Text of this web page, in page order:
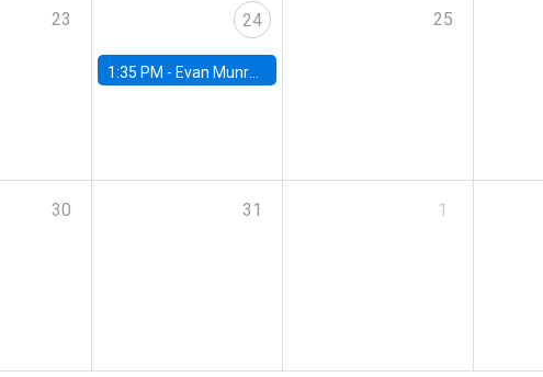
23 24
1:35 PM - Evan Munro, Neyman Visiting Assistant Professor in the Department of Statistics at UC Berkeley
25
30 31 1